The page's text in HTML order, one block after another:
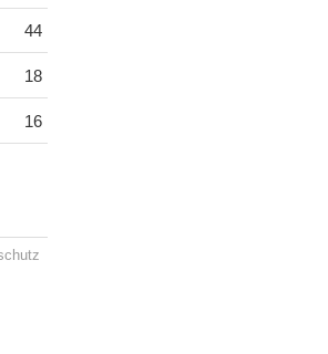
44
18
16